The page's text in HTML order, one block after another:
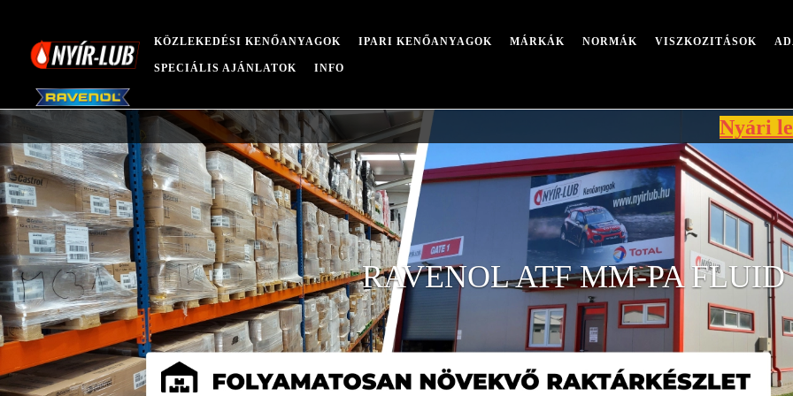
KÖZLEKEDÉSI KENŐANYAGOK IPARI KENŐANYAGOK MÁRKÁK NORMÁK VISZKOZITÁSOK
SPECIÁLIS AJÁNLATOK INFO
Nyári leállás
RAVENOL ATF MM-PA FLUID